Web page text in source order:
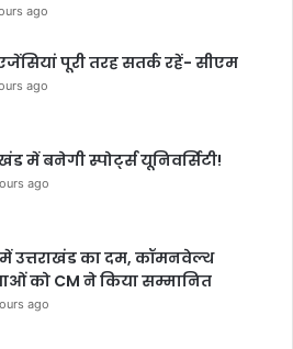
ago
पूरी तरह सतर्क रहें- सीएम
ago
में बनेगी स्पोर्ट्स यूनिवर्सिटी!
ago
उत्तराखंड का दम, कॉमनवेल्थ
को CM ने किया सम्मानित
ago